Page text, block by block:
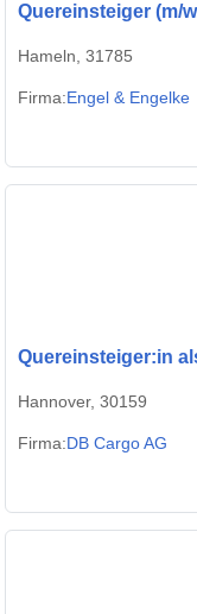
Quereinsteiger (m/
Hameln, 31785
Firma:Engel & Engelke
Quereinsteiger:in
Hannover, 30159
Firma:DB Cargo AG